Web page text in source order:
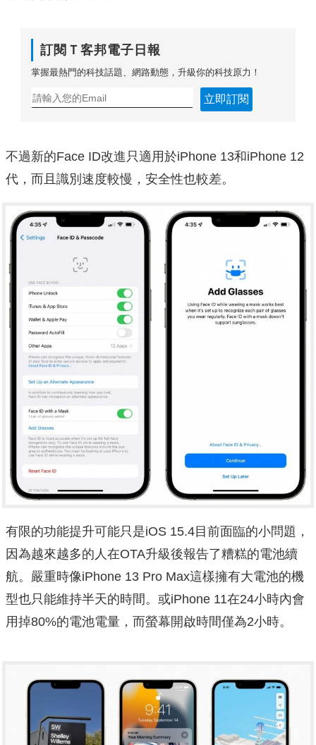
訂閱Ｔ客邦電子日報
掌握最熱門的科技話題、網路動態，升級你的科技原力！
立即訂閱
不過新的Face ID改進只適用於iPhone 13和iPhone 12
代，而且識別速度較慢，安全性也較差。
有限的功能提升可能只是iOS 15.4目前面臨的小問題，
因為越來越多的人在OTA升級後報告了糟糕的電池續
航。嚴重時像iPhone 13 Pro Max這樣擁有大電池的機
型也只能維持半天的時間。或iPhone 11在24小時內會
用掉80%的電池電量，而螢幕開啟時間僅為2小時。